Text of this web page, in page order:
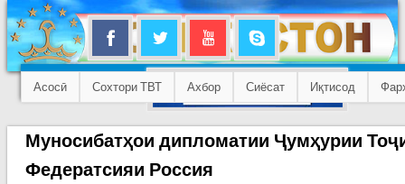
Асосӣ Сохтори ТВТ Ахбор Сиёсат Иқтисод
Муносибатҳои дипломатии Ҷумҳурии
Федератсияи Россия